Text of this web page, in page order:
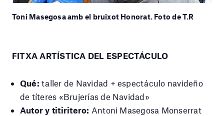
Toni Masegosa amb el bruixot Honorat. Foto de T.R
FITXA ARTÍSTICA DEL ESPECTÁCULO
Qué: taller de Navidad + espectáculo navideño
de títeres «Brujerías de Navidad»
Autor y titiritero: Antoni Masegosa Monserrat